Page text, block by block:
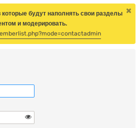
будут наполнять свои разделы
и модерировать.